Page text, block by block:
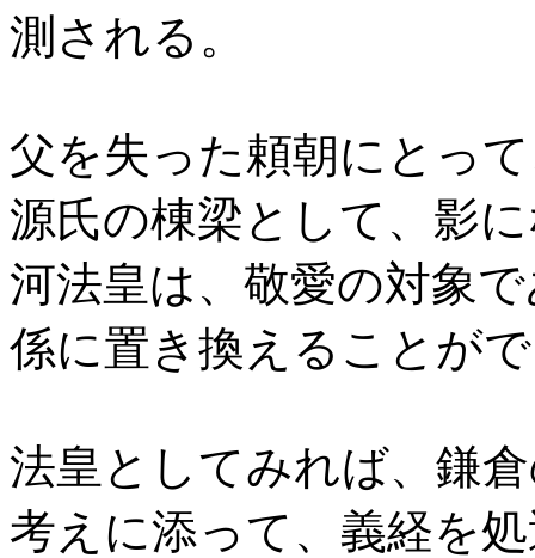
測される。
父を失った頼朝にとっ
源氏の棟梁として、影
河法皇は、敬愛の対象
係に置き換えることが
法皇としてみれば、鎌
考えに添って、義経を